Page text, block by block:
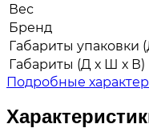
Вес
Бренд
Габариты упаковки
Габариты (Д х Ш х В)
Подробные